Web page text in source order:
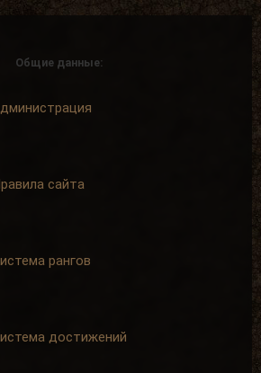
Общие данные:
сайта
рангов
достижений